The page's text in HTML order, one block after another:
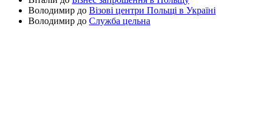
Володимир до Візові центри Польщі в Україні
Володимир до Служба цельна